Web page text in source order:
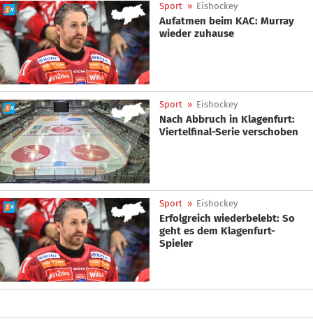
Sport » Eishockey
Aufatmen beim KAC: Murray
wieder zuhause
Sport » Eishockey
Nach Abbruch in Klagenfurt:
Viertelfinal-Serie verschoben
Sport » Eishockey
Erfolgreich wiederbelebt: So
geht es dem Klagenfurt-
Spieler